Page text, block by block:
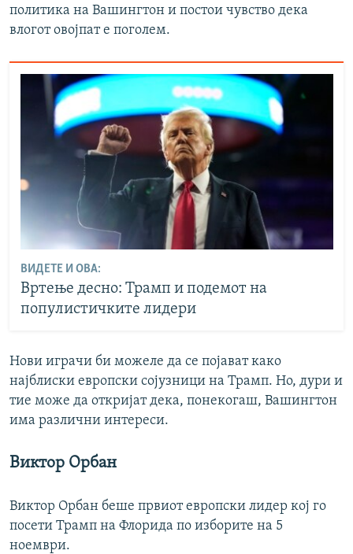
политика на Вашингтон и постои чувство дека
влогот овојпат е поголем.
ВИДЕТЕ И ОВА:
Вртење десно: Трамп и подемот на
популистичките лидери
Нови играчи би можеле да се појават како
најблиски европски сојузници на Трамп. Но, дури и
тие може да откријат дека, понекогаш, Вашингтон
има различни интереси.
Виктор Орбан
Виктор Орбан беше првиот европски лидер кој го
посети Трамп на Флорида по изборите на 5
ноември.